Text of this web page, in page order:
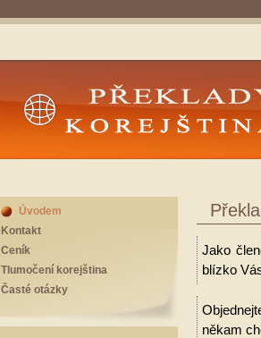
Překlady Korejština
Jako
blízko
někam
Úvodem
Kontakt
Ceník
Tlumočení korejština
Časté otázky